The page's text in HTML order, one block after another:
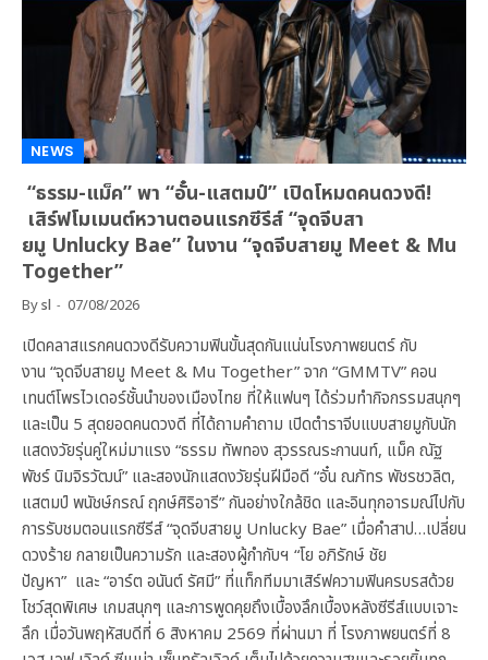
NEWS
“ธรรม-แม็ค” พา “อั๋น-แสตมป์” เปิดโหมดคนดวงดี!
เสิร์ฟโมเมนต์หวานตอนแรกซีรีส์ “จุดจีบสา
ยมู Unlucky Bae” ในงาน “จุดจีบสายมู Meet & Mu
Together”
Bysl 07/08/2026
เปิดคลาสแรกคนดวงดีรับความฟินขั้นสุดกันแน่นโรงภาพยนตร์ กับ
งาน “จุดจีบสายมู Meet & Mu Together” จาก “GMMTV” คอน
เทนต์โพรไวเดอร์ชั้นนำของเมืองไทย ที่ให้แฟนๆ ได้ร่วมทำกิจกรรมสนุกๆ
และเป็น 5 สุดยอดคนดวงดี ที่ได้ถามคำถาม เปิดตำราจีบแบบสายมูกับนัก
แสดงวัยรุ่นคู่ใหม่มาแรง “ธรรม ทัพทอง สุวรรณระกานนท์, แม็ค ณัฐ
พัชร์ นิมจิรวัฒน์” และสองนักแสดงวัยรุ่นฝีมือดี “อั๋น ณภัทร พัชรชวลิต,
แสตมป์ พนัชษ์กรณ์ ฤกษ์ศิริอารี” กันอย่างใกล้ชิด และอินทุกอารมณ์ไปกับ
การรับชมตอนแรกซีรีส์ “จุดจีบสายมู Unlucky Bae” เมื่อคำสาป…เปลี่ยน
ดวงร้าย กลายเป็นความรัก และสองผู้กำกับฯ “โย อภิรักษ์ ชัย
ปัญหา” และ “อาร์ต อนันต์ รัศมี” ที่แท็กทีมมาเสิร์ฟความฟินครบรสด้วย
โชว์สุดพิเศษ เกมสนุกๆ และการพูดคุยถึงเบื้องลึกเบื้องหลังซีรีส์แบบเจาะ
ลึก เมื่อวันพฤหัสบดีที่ 6 สิงหาคม 2569 ที่ผ่านมา ที่ โรงภาพยนตร์ที่ 8